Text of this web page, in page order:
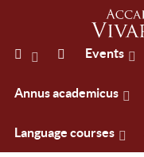
Events
Annus academicus
Language courses